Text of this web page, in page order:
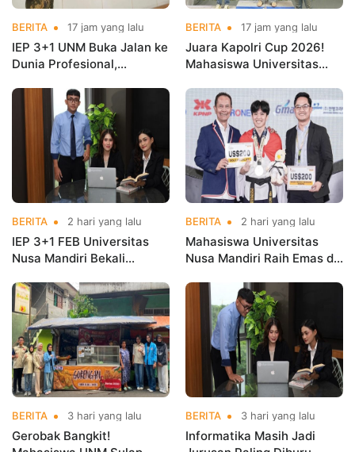
BERITA 17 jam yang lalu
IEP 3+1 UNM Buka Jalan ke
Dunia Profesional,
Kementerian Koperasi
BERITA 17 jam yang lalu
Juara Kapolri Cup 2026!
Mahasiswa Universitas
Nama Kampus di Kejurnas
Taekwondo
BERITA 2 hari yang lalu
IEP 3+1 FEB Universitas
Nusa Mandiri Bekali
Kerja Sebelum Lulus
BERITA 2 hari yang lalu
Mahasiswa Universitas
Nusa Mandiri Raih Emas di
Indonesia Open
Championships 2026
BERITA 3 hari yang lalu
Gerobak Bangkit!
BERITA 3 hari yang lalu
Informatika Masih Jadi